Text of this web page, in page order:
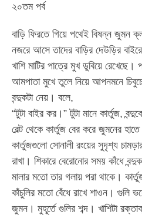
২০তম পর্ব
বাড়ি ফিরতে গিয়ে পথেই বিষন্ন জুমন
নজরে আসে তাদের বাড়ির দেউড়ির
খাশি মাটির পাত্রে মুখ ডুবিয়ে
আমপাতা মুখে তুলে নিয়ে আপনমনে
বন্দুকটা নেয়। বলে,
“টুটা বাইর কর।” টুটা মানে কার্তুজ,
বেল্ট থেকে কার্তুজ বের করে জুমনের
কার্তুজগুলো সোনালী রংয়ের সুদৃশ্য
রাখা। শিকারে বেরোনোর সময় কাঁধে
মালার মতো তার গলায় পরা থাকে।
কাঁচুলির মতো বেঁধে রাখে শাওন। গুলি
জুমন। মুহূর্তে গুলির শব্দ। খাশিটা